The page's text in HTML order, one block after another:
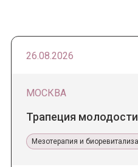
26.08.2026
МОСКВА
Трапеция молодости
Мезотерапия и